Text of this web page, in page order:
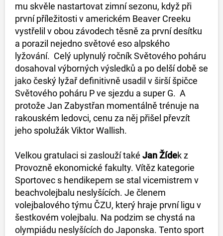
mu skvěle nastartovat zimní sezonu, když při
první příležitosti v americkém Beaver Creeku
vystřelil v obou závodech těsně za první desítku
a porazil nejedno světové eso alpského
lyžování. Celý uplynulý ročník Světového poháru
dosahoval výborných výsledků a po delší době se
jako český lyžař definitivně usadil v širší špičce
Světového poháru P ve sjezdu a super G. A
protože Jan Zabystřan momentálně trénuje na
rakouském ledovci, cenu za něj přišel převzít
jeho spolužák Viktor Wallish.
Velkou gratulaci si zaslouží také Jan Žídek z
Provozně ekonomické fakulty. Vítěz kategorie
Sportovec s hendikepem se stal vicemistrem v
beachvolejbalu neslyšících. Je členem
volejbalového týmu ČZU, který hraje první ligu v
šestkovém volejbalu. Na podzim se chystá na
olympiádu neslyšících do Japonska. Tento sport